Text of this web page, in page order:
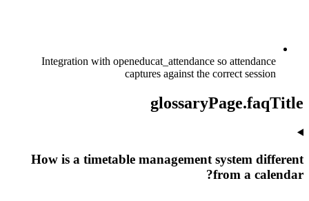
Integration with openeducat_attendance so attendance
captures against the correct session
glossaryPage.faqTitle
How is a timetable management system different
from a calendar?